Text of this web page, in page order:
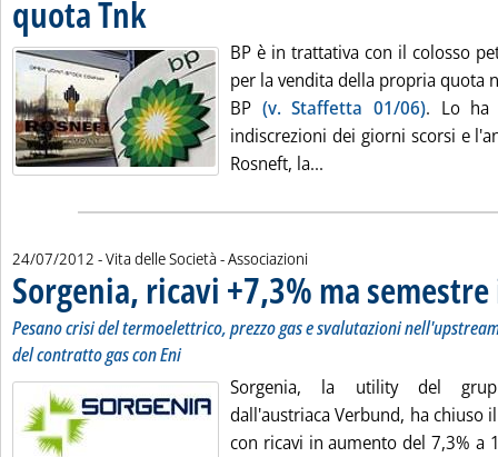
quota Tnk
BP è in trattativa con il colosso
per la vendita della propria quota
BP (v. Staffetta 01/06). Lo ha
indiscrezioni dei giorni scorsi e
Rosneft, la...
24/07/2012 - Vita delle Società - Associazioni
Sorgenia, ricavi +7,3% ma
Pesano crisi del termoelettrico, prezzo gas e svalutazioni
del contratto gas con Eni
Sorgenia, la utility del
dall'austriaca Verbund, ha chiuso
con ricavi in aumento del 7,3% a